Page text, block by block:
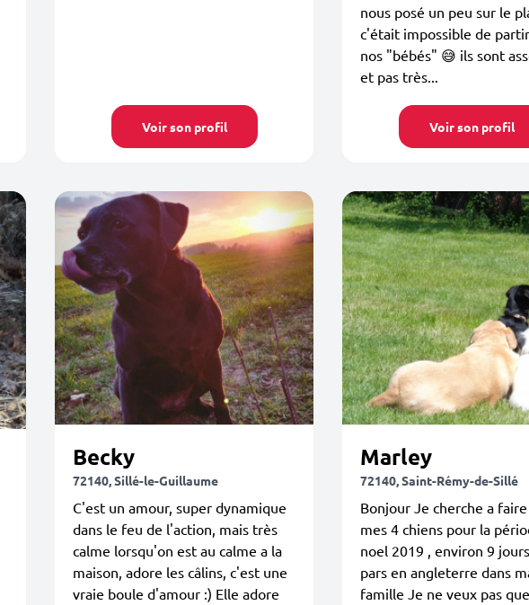
Voir son profil
nous posé un peu sur le
c'était impossible de
nos "bébés" 😅 ils sont
et pas très...
Voir son profil
Becky
72140, Sillé-le-Guillaume
C'est un amour, super dynamique
dans le feu de l'action, mais très
calme lorsqu'on est au calme a la
maison, adore les câlins, c'est une
vraie boule d'amour :) Elle adore
Marley
72140, Saint-Rémy-de-Sillé
Bonjour Je cherche a
mes 4 chiens pour la
noel 2019 , environ 9
pars en angleterre dans
famille Je ne veux pas